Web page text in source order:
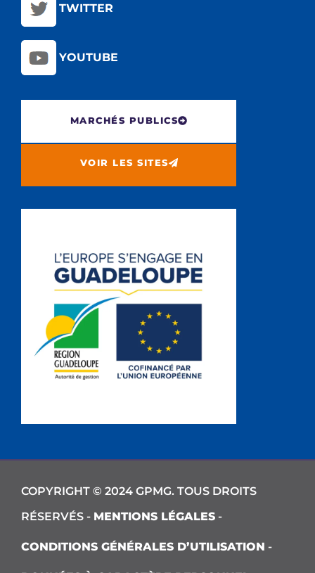
TWITTER
YOUTUBE
MARCHÉS PUBLICS
VOIR LES SITES
COPYRIGHT © 2024 GPMG. TOUS DROITS
RÉSERVÉS - MENTIONS LÉGALES -
CONDITIONS GÉNÉRALES D’UTILISATION -